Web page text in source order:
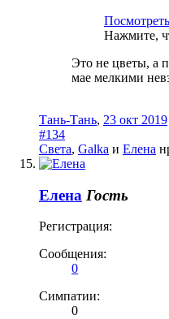
Нажмите,
Это не цветы, а
мае мелкими
Тань-Тань, 23 окт 2019
#134
Света, Galka и Елена
Елена Гость
Регистрация:
Сообщения:
0
Симпатии:
0